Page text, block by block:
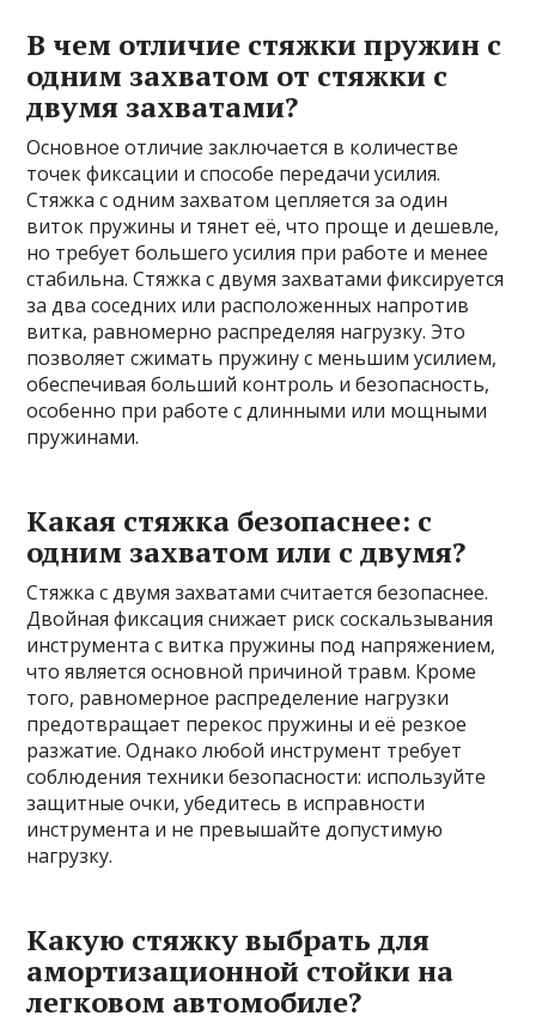
В чем отличие стяжки пружин с
одним захватом от стяжки с
двумя захватами?
Основное отличие заключается в количестве
точек фиксации и способе передачи усилия.
Стяжка с одним захватом цепляется за один
виток пружины и тянет её, что проще и дешевле,
но требует большего усилия при работе и менее
стабильна. Стяжка с двумя захватами фиксируется
за два соседних или расположенных напротив
витка, равномерно распределяя нагрузку. Это
позволяет сжимать пружину с меньшим усилием,
обеспечивая больший контроль и безопасность,
особенно при работе с длинными или мощными
пружинами.
Какая стяжка безопаснее: с
одним захватом или с двумя?
Стяжка с двумя захватами считается безопаснее.
Двойная фиксация снижает риск соскальзывания
инструмента с витка пружины под напряжением,
что является основной причиной травм. Кроме
того, равномерное распределение нагрузки
предотвращает перекос пружины и её резкое
разжатие. Однако любой инструмент требует
соблюдения техники безопасности: используйте
защитные очки, убедитесь в исправности
инструмента и не превышайте допустимую
нагрузку.
Какую стяжку выбрать для
амортизационной стойки на
легковом автомобиле?